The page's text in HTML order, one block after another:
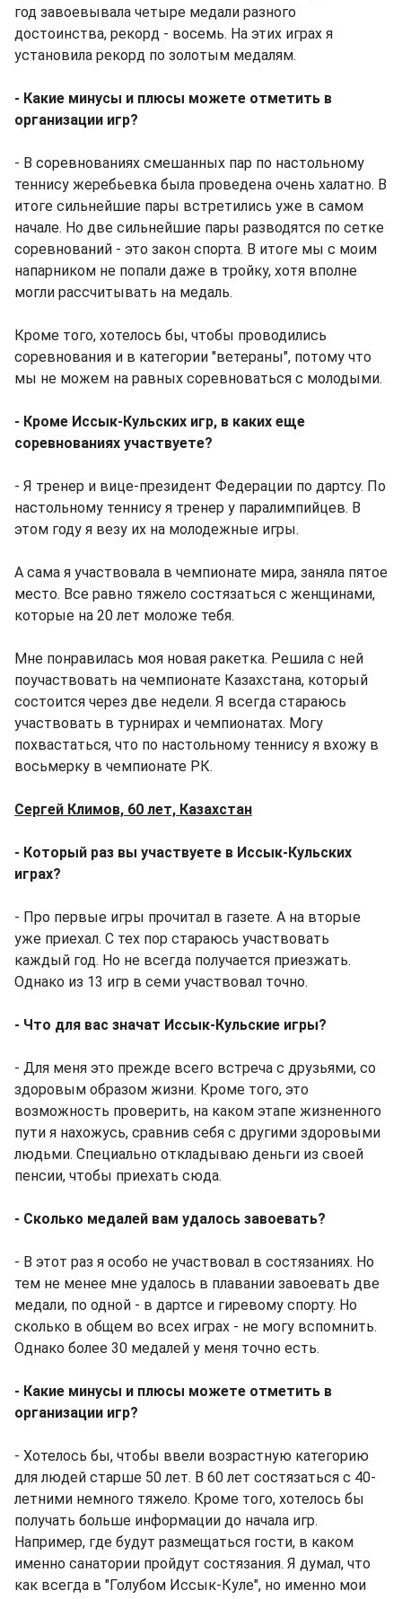
год завоевывала четыре медали разного
достоинства, рекорд - восемь. На этих играх я
установила рекорд по золотым медалям.
- Какие минусы и плюсы можете отметить в
организации игр?
- В соревнованиях смешанных пар по настольному
теннису жеребьевка была проведена очень халатно. В
итоге сильнейшие пары встретились уже в самом
начале. Но две сильнейшие пары разводятся по сетке
соревнований - это закон спорта. В итоге мы с моим
напарником не попали даже в тройку, хотя вполне
могли рассчитывать на медаль.
Кроме того, хотелось бы, чтобы проводились
соревнования и в категории "ветераны", потому что
мы не можем на равных соревноваться с молодыми.
- Кроме Иссык-Кульских игр, в каких еще
соревнованиях участвуете?
- Я тренер и вице-президент Федерации по дартсу. По
настольному теннису я тренер у паралимпийцев. В
этом году я везу их на молодежные игры.
А сама я участвовала в чемпионате мира, заняла пятое
место. Все равно тяжело состязаться с женщинами,
которые на 20 лет моложе тебя.
Мне понравилась моя новая ракетка. Решила с ней
поучаствовать на чемпионате Казахстана, который
состоится через две недели. Я всегда стараюсь
участвовать в турнирах и чемпионатах. Могу
похвастаться, что по настольному теннису я вхожу в
восьмерку в чемпионате РК.
Сергей Климов, 60 лет, Казахстан
- Который раз вы участвуете в Иссык-Кульских
играх?
- Про первые игры прочитал в газете. А на вторые
уже приехал. С тех пор стараюсь участвовать
каждый год. Но не всегда получается приезжать.
Однако из 13 игр в семи участвовал точно.
- Что для вас значат Иссык-Кульские игры?
- Для меня это прежде всего встреча с друзьями, со
здоровым образом жизни. Кроме того, это
возможность проверить, на каком этапе жизненного
пути я нахожусь, сравнив себя с другими здоровыми
людьми. Специально откладываю деньги из своей
пенсии, чтобы приехать сюда.
- Сколько медалей вам удалось завоевать?
- В этот раз я особо не участвовал в состязаниях. Но
тем не менее мне удалось в плавании завоевать две
медали, по одной - в дартсе и гиревому спорту. Но
сколько в общем во всех играх - не могу вспомнить.
Однако более 30 медалей у меня точно есть.
- Какие минусы и плюсы можете отметить в
организации игр?
- Хотелось бы, чтобы ввели возрастную категорию
для людей старше 50 лет. В 60 лет состязаться с 40-
летними немного тяжело. Кроме того, хотелось бы
получать больше информации до начала игр.
Например, где будут размещаться гости, в каком
именно санатории пройдут состязания. Я думал, что
как всегда в "Голубом Иссык-Куле", но именно мои